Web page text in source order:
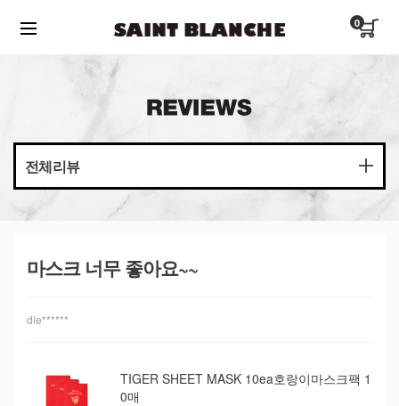
0
전체리뷰
마스크 너무 좋아요~~
die******
TIGER SHEET MASK 10ea호랑이마스크팩 1
0매